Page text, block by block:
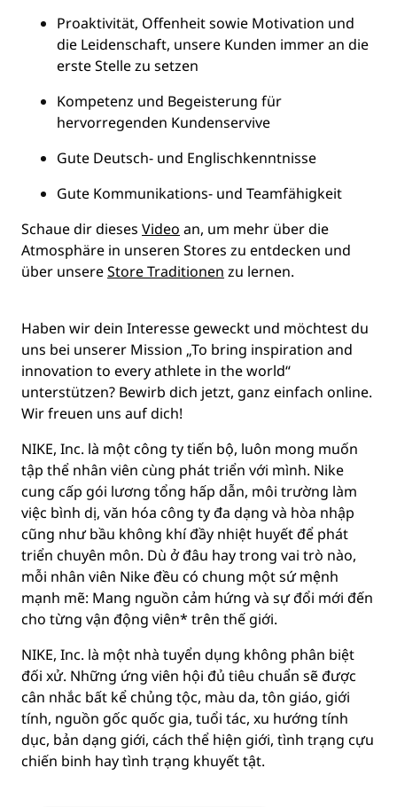
Proaktivität, Offenheit sowie Motivation und
die Leidenschaft, unsere Kunden immer an die
erste Stelle zu setzen
Kompetenz und Begeisterung für
hervorregenden Kundenservive
Gute Deutsch- und Englischkenntnisse
Gute Kommunikations- und Teamfähigkeit
Schaue dir dieses Video an, um mehr über die
Atmosphäre in unseren Stores zu entdecken und
über unsereStore Traditionen zu lernen.
Haben wir dein Interesse geweckt und möchtest du
uns bei unserer Mission „To bring inspiration and
innovation to every athlete in the world“
unterstützen? Bewirb dich jetzt, ganz einfach online.
Wir freuen uns auf dich!
NIKE, Inc. là một công ty tiến bộ, luôn mong muốn
tập thể nhân viên cùng phát triển với mình. Nike
cung cấp gói lương tổng hấp dẫn, môi trường làm
việc bình dị, văn hóa công ty đa dạng và hòa nhập
cũng như bầu không khí đầy nhiệt huyết để phát
triển chuyên môn. Dù ở đâu hay trong vai trò nào,
mỗi nhân viên Nike đều có chung một sứ mệnh
mạnh mẽ: Mang nguồn cảm hứng và sự đổi mới đến
cho từng vận động viên* trên thế giới.
NIKE, Inc. là một nhà tuyển dụng không phân biệt
đối xử. Những ứng viên hội đủ tiêu chuẩn sẽ được
cân nhắc bất kể chủng tộc, màu da, tôn giáo, giới
tính, nguồn gốc quốc gia, tuổi tác, xu hướng tính
dục, bản dạng giới, cách thể hiện giới, tình trạng cựu
chiến binh hay tình trạng khuyết tật.